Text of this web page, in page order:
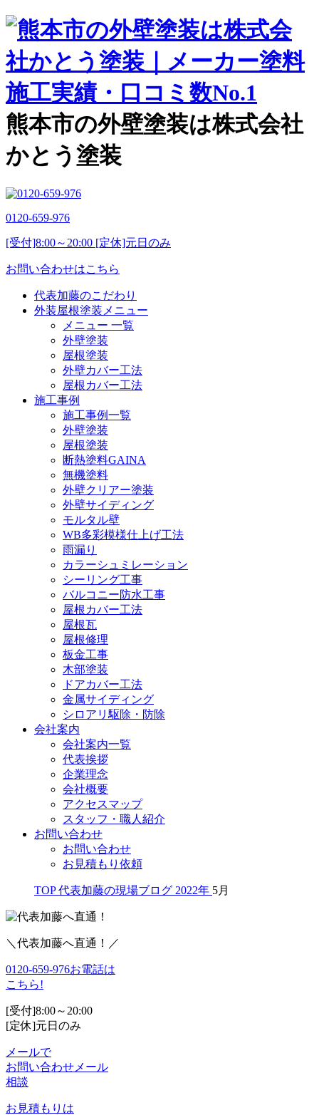
熊本市の外壁塗装は株式会社
かとう塗装
0120-659-976
[受付]8:00～20:00 [定休]元日のみ
お問い合わせはこちら
代表加藤のこだわり
外装屋根塗装メニュー
メニュー 一覧
外壁塗装
屋根塗装
外壁カバー工法
屋根カバー工法
施工事例
施工事例一覧
外壁塗装
屋根塗装
断熱塗料GAINA
無機塗料
外壁クリアー塗装
外壁サイディング
モルタル壁
WB多彩模様仕上げ工法
雨漏り
カラーシュミレーション
シーリング工事
バルコニー防水工事
屋根カバー工法
屋根瓦
屋根修理
板金工事
木部塗装
ドアカバー工法
金属サイディング
シロアリ駆除・防除
会社案内
会社案内一覧
代表挨拶
企業理念
会社概要
アクセスマップ
スタッフ・職人紹介
お問い合わせ
お問い合わせ
お見積もり依頼
TOP 代表加藤の現場ブログ 2022年 5月
＼代表加藤へ直通！／
0120-659-976お電話は
こちら!
[受付]8:00～20:00
[定休]元日のみ
メールで
お問い合わせ メール
相談
お見積もりは